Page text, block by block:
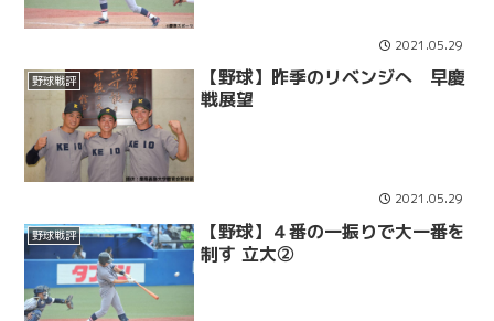
2021.05.29
野球戦評
【野球】昨季のリベンジへ 早慶
戦展望
2021.05.29
野球戦評
【野球】４番の一振りで大一番を
制す 立大②